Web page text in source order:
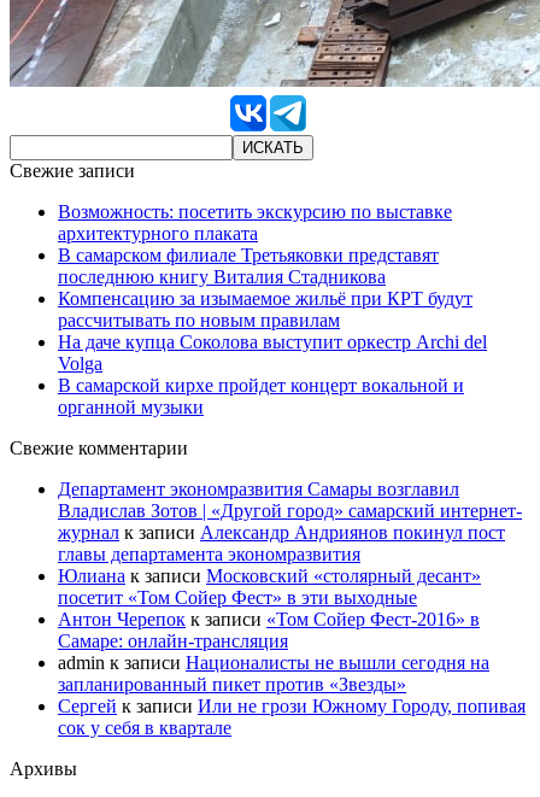
Свежие записи
Возможность: посетить экскурсию по выставке
архитектурного плаката
В самарском филиале Третьяковки представят
последнюю книгу Виталия Стадникова
Компенсацию за изымаемое жильё при КРТ будут
рассчитывать по новым правилам
На даче купца Соколова выступит оркестр Archi del
Volga
В самарской кирхе пройдет концерт вокальной и
органной музыки
Свежие комментарии
Департамент экономразвития Самары возглавил
Владислав Зотов | «Другой город» самарский интернет-
журнал к записи Александр Андриянов покинул пост
главы департамента экономразвития
Юлиана к записи Московский «столярный десант»
посетит «Том Сойер Фест» в эти выходные
Антон Черепок к записи «Том Сойер Фест-2016» в
Самаре: онлайн-трансляция
admin к записи Националисты не вышли сегодня на
запланированный пикет против «Звезды»
Сергей к записи Или не грози Южному Городу, попивая
сок у себя в квартале
Архивы